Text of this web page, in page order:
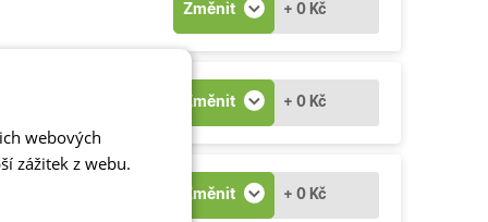
Změnit + 0 Kč
Změnit + 0 Kč
Změnit + 0 Kč
webových
zážitek z webu.